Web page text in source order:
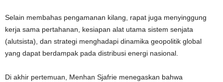
Selain membahas pengamanan kilang, rapat juga menyinggung
kerja sama pertahanan, kesiapan alat utama sistem senjata
(alutsista), dan strategi menghadapi dinamika geopolitik global
yang dapat berdampak pada distribusi energi nasional.
Di akhir pertemuan, Menhan Sjafrie menegaskan bahwa